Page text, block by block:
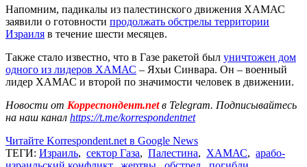
Напомним, падикалы из палестинского движения ХАМАС
заявили о готовности продолжать обстрелы территории
Израиля в течение шести месяцев.
Также стало известно, что в Газе ракетой был уничтожен дом
одного из лидеров ХАМАС – Яхьи Синвара. Он – военный
лидер ХАМАС и второй по значимости человек в движении.
Новости от Корреспондент.netв Telegram. Подписывайтесь
на наш канал https://t.me/korrespondentnet
Читайте Korrespondent.net в Google News
ТЕГИ: Израиль, сектор Газа, Палестина, ХАМАС, арабо-